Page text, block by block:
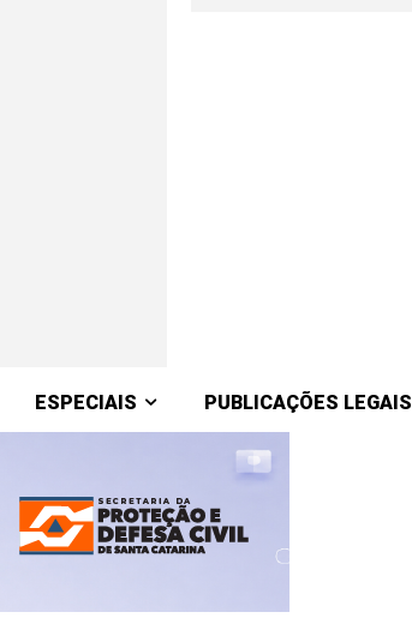
ESPECIAIS PUBLICAÇÕES LEGAIS